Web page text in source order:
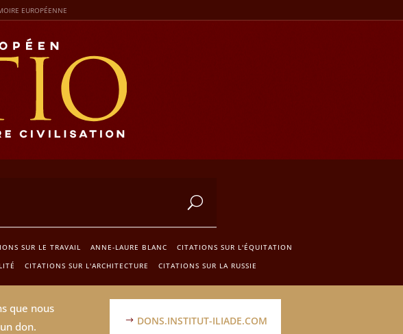
EUROPÉENNE
SUR LE TRAVAIL ANNE-LAURE BLANC
CITATIONS SUR L'ÉQUITATION
CITATIONS SUR L'ARCHITECTURE CITATIONS SUR LA RUSSIE
que nous
don.
DONS.INSTITUT-ILIADE.COM